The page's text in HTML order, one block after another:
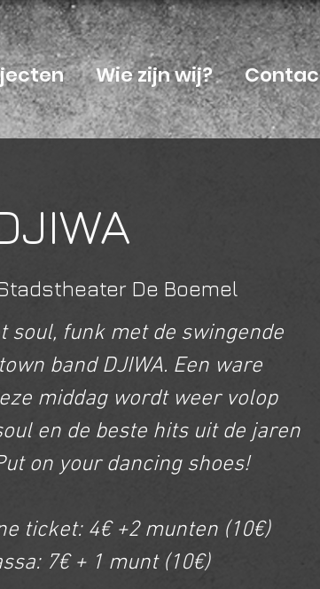
Wie zijn wij?
De Boemel
soul, funk met de swingende
band DJIWA. Een ware
middag wordt weer volop
en de beste hits uit de jaren
on your dancing shoes!
ticket: 4€ +2 munten (10€)